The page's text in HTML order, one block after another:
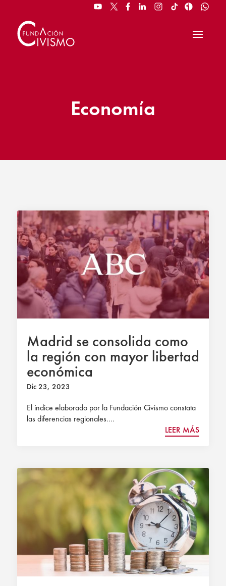
Economía
Madrid se consolida como
la región con mayor libertad
económica
Dic 23, 2023
El índice elaborado por la Fundación Civismo constata
las diferencias regionales....
LEER MÁS